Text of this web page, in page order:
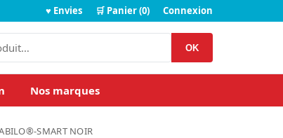
♥ Envies 🛒 Panier (0) Connexion
OK
Nos marques
SMART NOIR